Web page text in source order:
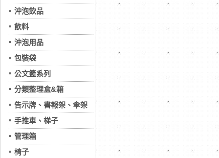
沖泡飲品
飲料
沖泡用品
包裝袋
公文籃系列
分類整理盒&箱
告示牌、書報架、傘架
手推車、梯子
管理箱
椅子